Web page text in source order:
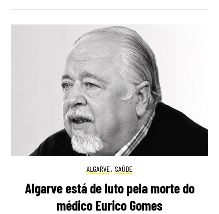
ALGARVE, SAÚDE
Algarve está de luto pela morte do
médico Eurico Gomes